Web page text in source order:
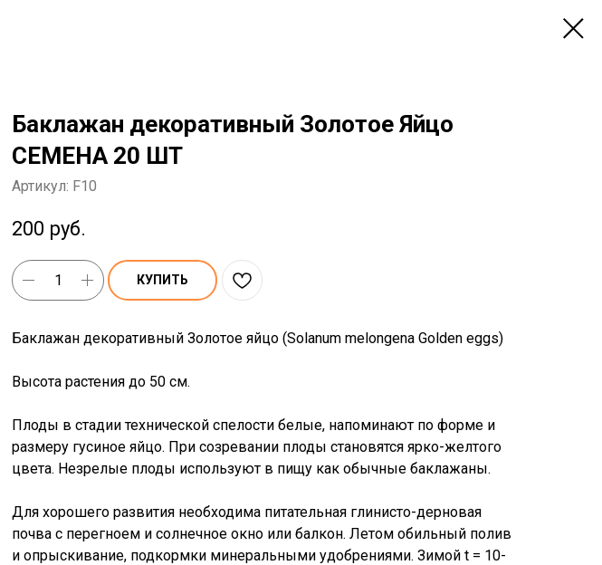
Баклажан декоративный Золотое Яйцо
СЕМЕНА 20 ШТ
Артикул: F10
200 руб.
КУПИТЬ
Баклажан декоративный Золотое яйцо (Solanum melongena Golden eggs)
Высота растения до 50 см.
Плоды в стадии технической спелости белые, напоминают по форме и
размеру гусиное яйцо. При созревании плоды становятся ярко-желтого
цвета. Незрелые плоды используют в пищу как обычные баклажаны.
Для хорошего развития необходима питательная глинисто-дерновая
почва с перегноем и солнечное окно или балкон. Летом обильный полив
и опрыскивание, подкормки минеральными удобрениями. Зимой t = 10-